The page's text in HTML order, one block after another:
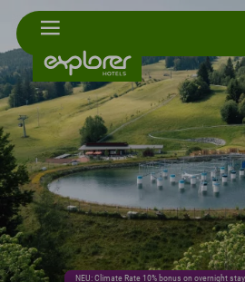
NEU: Climate Rate 10% bonus on overnight